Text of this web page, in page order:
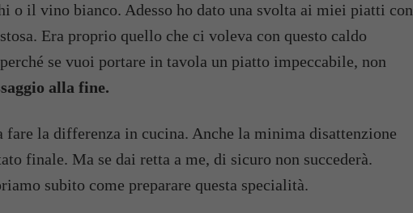
o il vino bianco. Adesso ho dato una svolta ai miei piatti con
Era proprio quello che ci voleva con questo caldo
se vuoi portare in tavola un piatto impeccabile, non
alla fine.
la differenza in cucina. Anche la minima disattenzione
finale. Ma se dai retta a me, di sicuro non succederà.
subito come preparare questa specialità.